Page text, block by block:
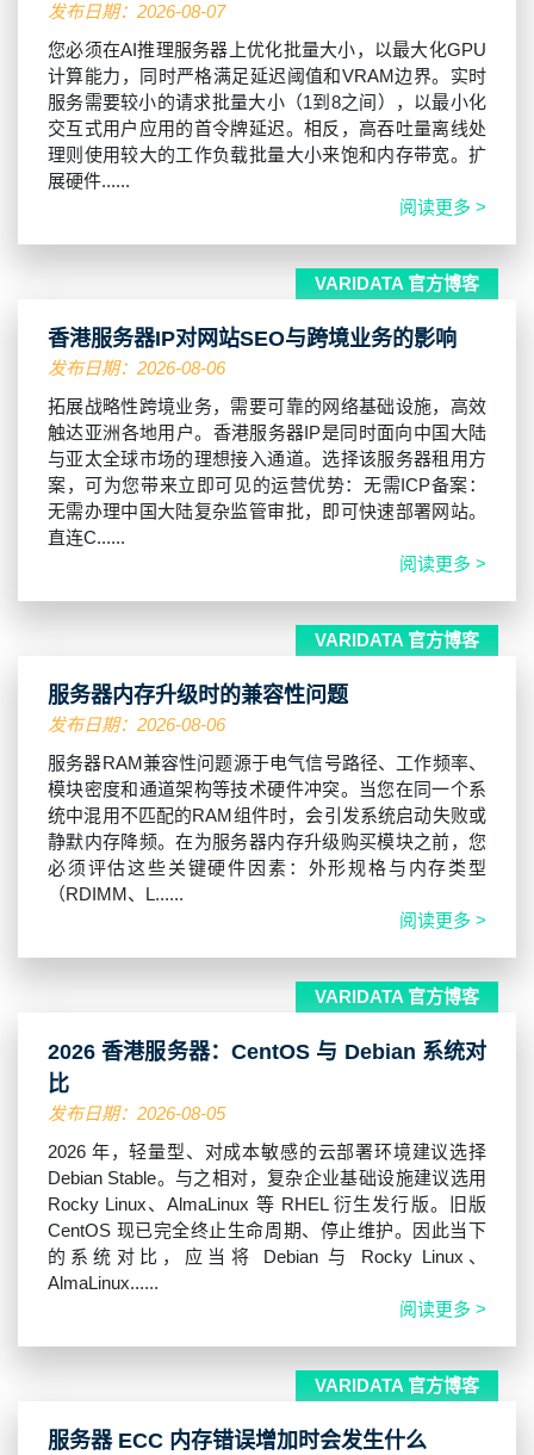
发布日期：2026-08-07
您必须在AI推理服务器上优化批量大小，以最大化GPU
计算能力，同时严格满足延迟阈值和VRAM边界。实时
服务需要较小的请求批量大小（1到8之间），以最小化
交互式用户应用的首令牌延迟。相反，高吞吐量离线处
理则使用较大的工作负载批量大小来饱和内存带宽。扩
展硬件......
阅读更多 >
VARIDATA 官方博客
香港服务器IP对网站SEO与跨境业务的影响
发布日期：2026-08-06
拓展战略性跨境业务，需要可靠的网络基础设施，高效
触达亚洲各地用户。香港服务器IP是同时面向中国大陆
与亚太全球市场的理想接入通道。选择该服务器租用方
案，可为您带来立即可见的运营优势：无需ICP备案：
无需办理中国大陆复杂监管审批，即可快速部署网站。
直连C......
阅读更多 >
VARIDATA 官方博客
服务器内存升级时的兼容性问题
发布日期：2026-08-06
服务器RAM兼容性问题源于电气信号路径、工作频率、
模块密度和通道架构等技术硬件冲突。当您在同一个系
统中混用不匹配的RAM组件时，会引发系统启动失败或
静默内存降频。在为服务器内存升级购买模块之前，您
必须评估这些关键硬件因素：外形规格与内存类型
（RDIMM、L......
阅读更多 >
VARIDATA 官方博客
2026 香港服务器：CentOS 与 Debian 系统对
比
发布日期：2026-08-05
2026 年，轻量型、对成本敏感的云部署环境建议选择
Debian Stable。与之相对，复杂企业基础设施建议选用
Rocky Linux、AlmaLinux 等 RHEL 衍生发行版。旧版
CentOS 现已完全终止生命周期、停止维护。因此当下
的系统对比，应当将 Debian 与 Rocky Linux、
AlmaLinux......
阅读更多 >
VARIDATA 官方博客
服务器 ECC 内存错误增加时会发生什么